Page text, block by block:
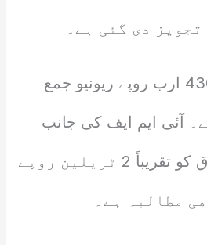
دی گئی ہے۔
صوبوں کو اضافی 430 ارب روپے ریونیو جمع
آئی ایم ایف کی جانب
سے صوبوں سے وفاق کو تقریباً 2 ٹریلین روپے
مطالبہ ہے۔